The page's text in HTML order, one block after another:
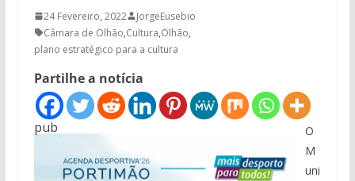
24 Fevereiro, 2022
JorgeEusebio
Câmara de Olhão,Cultura,Olhão,
plano estratégico para a cultura
Partilhe a notícia
pub
O
M
uni